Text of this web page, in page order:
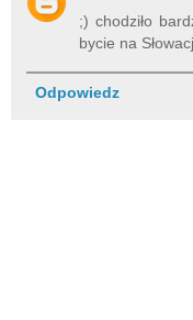
;) chodziło
bycie na
Odpowiedz